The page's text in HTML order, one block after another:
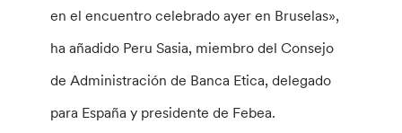
en el encuentro celebrado ayer en Bruselas»,
ha añadido Peru Sasia, miembro del Consejo
de Administración de Banca Etica, delegado
para España y presidente de Febea.